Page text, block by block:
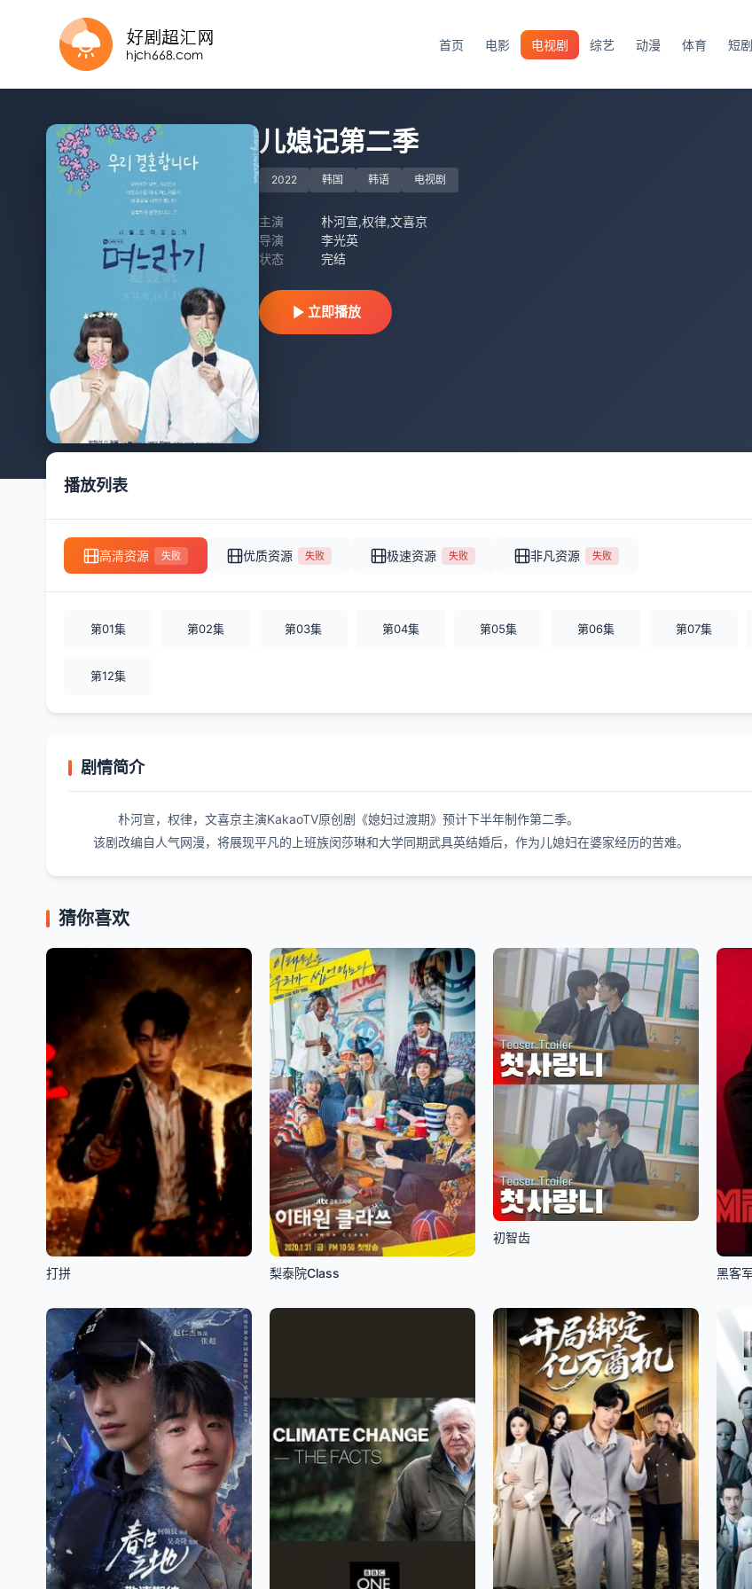
首页 电影 电视剧 综艺 动漫 体育 短剧
儿媳记第二季
2022 韩国 韩语 电视剧
主演
朴河宣,权律,文喜京
导演
李光英
状态
完结
立即播放
播放列表
高清资源 失败 优质资源 失败 极速资源 失败 非凡资源 失败
第01集 第02集 第03集 第04集 第05集 第06集 第07集
第12集
剧情简介
朴河宣，权律，文喜京主演KakaoTV原创剧《媳妇过渡期》预计下半年制作第二季。
该剧改编自人气网漫，将展现平凡的上班族闵莎琳和大学同期武具英结婚后，作为儿媳妇在婆家经历的苦难。
猜你喜欢
打拼 梨泰院Class
初智齿
黑客
已完结 共24集